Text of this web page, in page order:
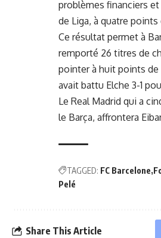
problèmes financiers et
de Liga, à quatre
Ce résultat permet à
remporté 26 titres de
pointer à huit points de
avait battu Elche 3-1
Le Real Madrid qui a
le Barça, affrontera
TAGGED: FC Barcelone
Pelé
Share This Article